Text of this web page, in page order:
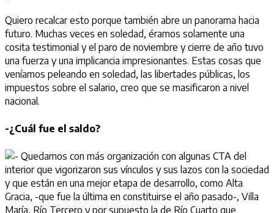
Quiero recalcar esto porque también abre un panorama hacia
futuro. Muchas veces en soledad, éramos solamente una
cosita testimonial y el paro de noviembre y cierre de año tuvo
una fuerza y una implicancia impresionantes. Estas cosas que
veníamos peleando en soledad, las libertades públicas, los
impuestos sobre el salario, creo que se masificaron a nivel
nacional.
-¿Cuál fue el saldo?
Quedamos con más organización con algunas CTA del
interior que vigorizaron sus vínculos y sus lazos con la sociedad
y que están en una mejor etapa de desarrollo, como Alta
Gracia, -que fue la última en constituirse el año pasado-, Villa
María, Río Tercero y por supuesto la de Río Cuarto que